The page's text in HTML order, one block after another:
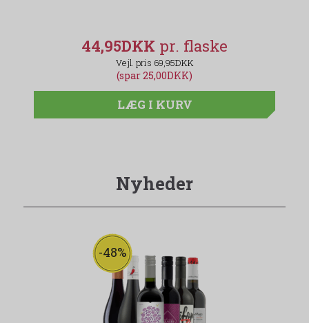
44,95DKK
69,95DKK
(spar 25,00DKK)
LÆG I KURV
Nyheder
-48%